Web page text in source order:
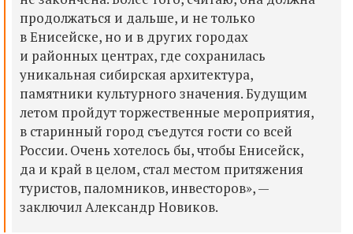
продолжаться и дальше, и не только
в Енисейске, но и в других городах
и районных центрах, где сохранилась
уникальная сибирская архитектура,
памятники культурного значения. Будущим
летом пройдут торжественные мероприятия,
в старинный город съедутся гости со всей
России. Очень хотелось бы, чтобы Енисейск,
да и край в целом, стал местом притяжения
туристов, паломников, инвесторов», —
заключил Александр Новиков.